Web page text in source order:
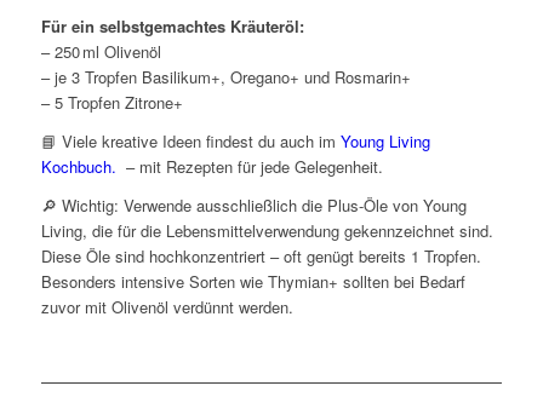
Für ein selbstgemachtes Kräuteröl:
– 250 ml Olivenöl
– je 3 Tropfen Basilikum+, Oregano+ und Rosmarin+
– 5 Tropfen Zitrone+
📘 Viele kreative Ideen findest du auch im Young Living
Kochbuch. – mit Rezepten für jede Gelegenheit.
🔎 Wichtig: Verwende ausschließlich die Plus-Öle von Young
Living, die für die Lebensmittelverwendung gekennzeichnet sind.
Diese Öle sind hochkonzentriert – oft genügt bereits 1 Tropfen.
Besonders intensive Sorten wie Thymian+ sollten bei Bedarf
zuvor mit Olivenöl verdünnt werden.